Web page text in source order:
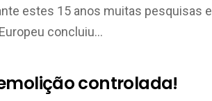
estes 15 anos muitas pesquisas e
concluiu…
controlada!